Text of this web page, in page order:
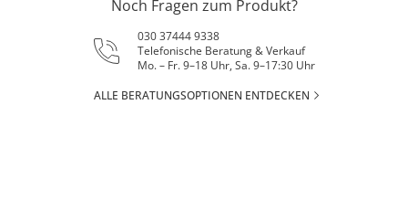
Noch Fragen zum Produkt?
030 37444 9338
Telefonische Beratung & Verkauf
Mo. – Fr. 9–18 Uhr, Sa. 9–17:30 Uhr
ALLE BERATUNGSOPTIONEN ENTDECKEN